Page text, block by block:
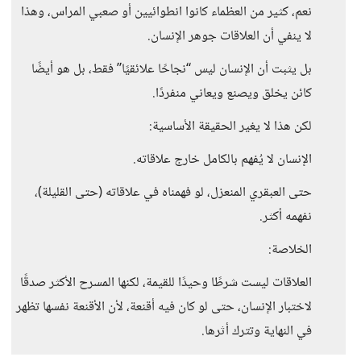
نعم، كثير من العظماء كانوا انطوائيين أو صعبي المراس، وهذا
لا ينفي أن العلاقات جوهر الإنسان.
بل يثبت أن الإنسان ليس “نجاحًا علائقيًا” فقط، بل هو أيضًا
كائن يخلق ويصنع ويعاني منفردًا.
لكن هذا لا يغير الحقيقة الأساسية:
الإنسان لا يُفهم بالكامل خارج علاقاته.
حتى العبقري المنعزل، لو فهمناه في علاقاته (حتى القليلة)،
نفهمه أكثر.
الخلاصة:
العلاقات ليست شرطًا وحيدًا للقيمة، لكنها المسرح الأكثر صدقًا
لاختبار الإنسان، حتى لو كان فيه أقنعة، لأن الأقنعة نفسها تظهر
في النهاية وتترك أثرها.